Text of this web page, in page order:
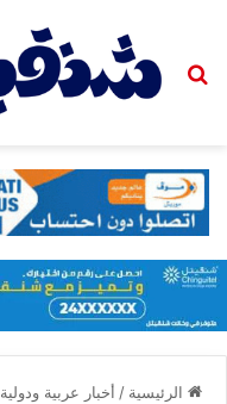
بحث عن
الرئيسية / أخبار عربية ودولية